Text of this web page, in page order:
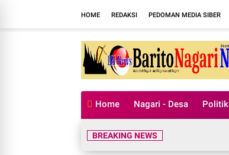
HOME REDAKSI PEDOMAN MEDIA SIBER
Home Nagari - Desa Politik
BREAKING NEWS